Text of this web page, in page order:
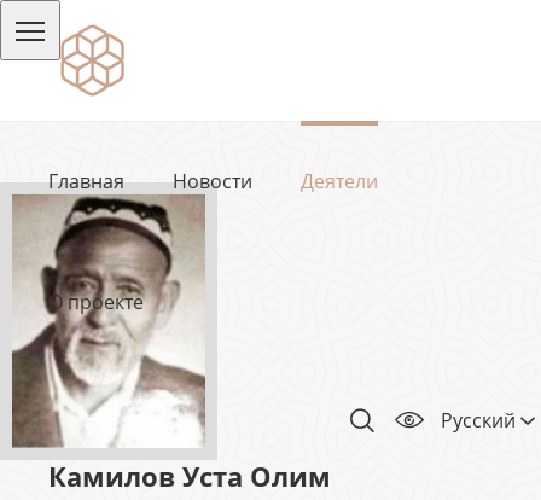
Главная Новости Деятели
О проекте
Русский
Камилов Уста Олим